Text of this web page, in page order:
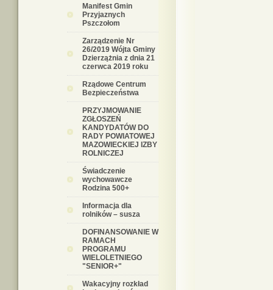
Manifest Gmin
Przyjaznych
Pszczołom
Zarządzenie Nr
26/2019 Wójta Gminy
Dzierzążnia z dnia 21
czerwca 2019 roku
Rządowe Centrum
Bezpieczeństwa
PRZYJMOWANIE
ZGŁOSZEŃ
KANDYDATÓW DO
RADY POWIATOWEJ
MAZOWIECKIEJ IZBY
ROLNICZEJ
Świadczenie
wychowawcze
Rodzina 500+
Informacja dla
rolników – susza
DOFINANSOWANIE W
RAMACH
PROGRAMU
WIELOLETNIEGO
"SENIOR+"
Wakacyjny rozkład